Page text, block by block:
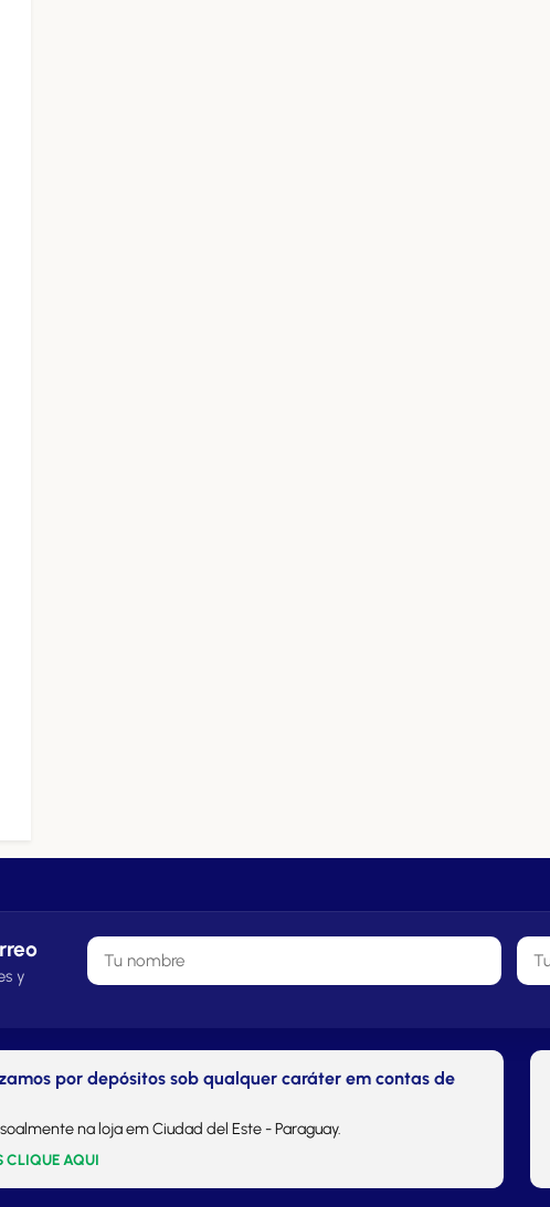
y
por depósitos sob qualquer caráter em contas de
na loja em Ciudad del Este - Paraguay.
CLIQUE AQUI